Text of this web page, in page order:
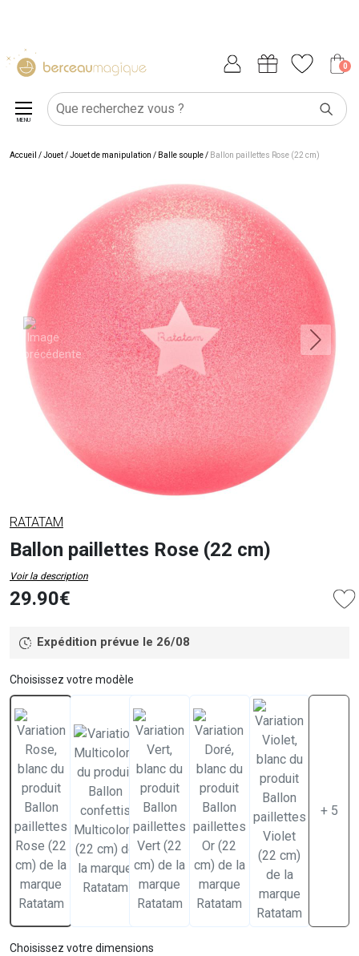
0
MENU
Accueil /Jouet/Jouet de manipulation / Balle souple/ Ballon paillettes Rose (22 cm)
RATATAM
Ballon paillettes Rose (22 cm)
Voir la description
29.90€
Expédition prévue le 26/08
Choisissez votre modèle
+ 5
Choisissez votre dimensions